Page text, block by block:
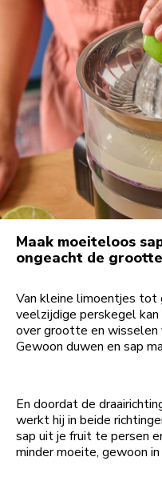
Maak moeiteloos
ongeacht de grootte
Van kleine limoentjes tot
veelzijdige perskegel
over grootte en wisselen
Gewoon duwen en sap
En doordat de
werkt hij in beide
sap uit je fruit te persen
minder moeite, gewoon